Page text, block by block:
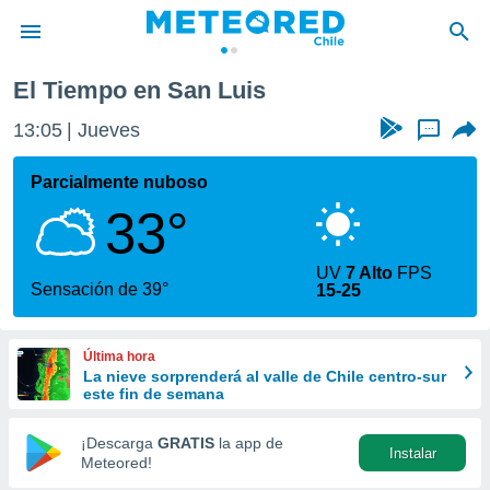
de
por
se
calidad.
a este
las
y
forma
digital
basada
El Tiempo en San Luis
13:05 Jueves ...
Parcialmente nuboso
33°
Sensación de 39°
UV7 Alto FPS
15-25
Última hora
La nieve sorprenderá al valle de Chile centro-sur
este fin de semana
¡Descarga GRATIS la app de
Meteored!
Instalar